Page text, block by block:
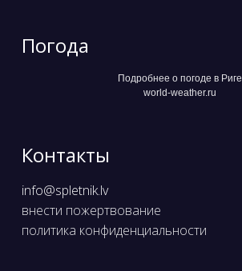
Погода
Подробнее о погоде в Риге
world-weather.ru
Контакты
info@spletnik.lv
внести пожертвование
политика конфиденциальности